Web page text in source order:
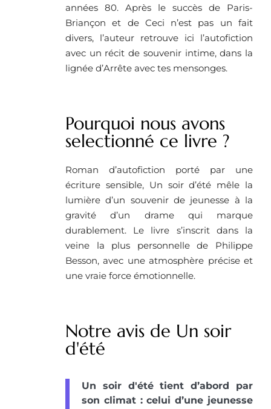
années 80. Après le succès de Paris-
Briançon et de Ceci n’est pas un fait
divers, l’auteur retrouve ici l’autofiction
avec un récit de souvenir intime, dans la
lignée d’Arrête avec tes mensonges.
Pourquoi nous avons
selectionné ce livre ?
Roman d’autofiction porté par une
écriture sensible, Un soir d’été mêle la
lumière d’un souvenir de jeunesse à la
gravité d’un drame qui marque
durablement. Le livre s’inscrit dans la
veine la plus personnelle de Philippe
Besson, avec une atmosphère précise et
une vraie force émotionnelle.
Notre avis de Un soir
d'été
Un soir d'été tient d’abord par
son climat : celui d’une jeunesse